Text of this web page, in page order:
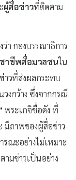
ผู้สื่อข่าวที่ติดตาม
ว่า กองบรรณาธิการ
าชีพสื่อมวลชนใน
าวที่ส่งผลกระทบ
งกว้าง ซึ่งจากกรณี
พระเกจิชื่อดัง ที่
มีภาพของผู้สื่อข่าว
ณะอย่างไม่เหมาะ
มข่าวเป็นอย่าง